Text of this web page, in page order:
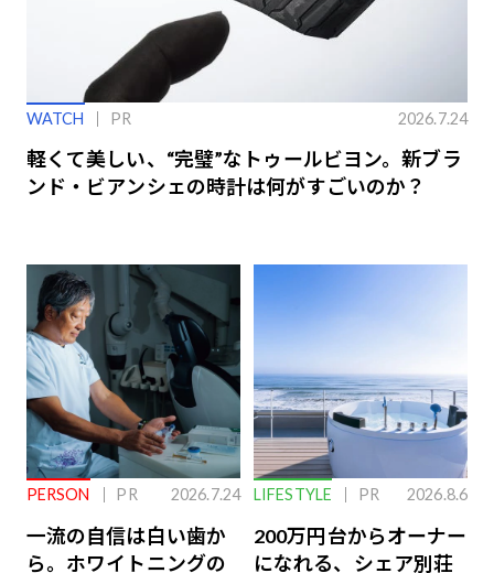
WATCH PR 2026.7.24
軽くて美しい、“完璧”なトゥールビヨン。新ブラ
ンド・ビアンシェの時計は何がすごいのか？
PERSON PR 2026.7.24
一流の自信は白い歯か
ら。ホワイトニングの
LIFESTYLE PR 2026.8.6
200万円台からオーナー
になれる、シェア別荘